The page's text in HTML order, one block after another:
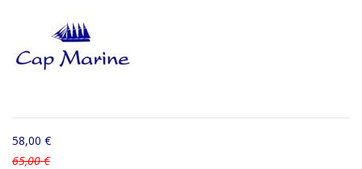
58,00 €
65,00 €